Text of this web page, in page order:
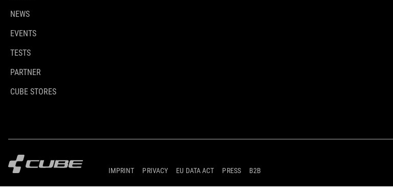
NEWS
EVENTS
TESTS
PARTNER
CUBE STORES
IMPRINT PRIVACY EU DATA ACT PRESS B2B